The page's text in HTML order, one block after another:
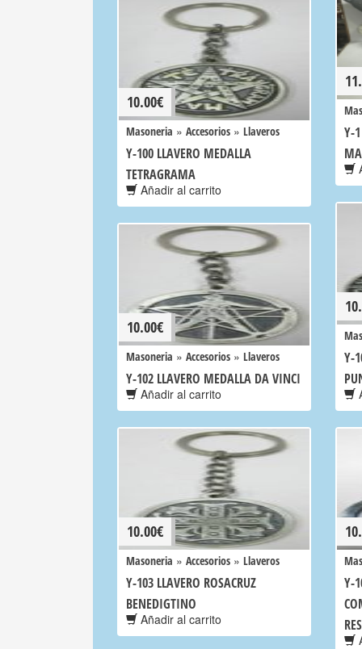
Y-
10.00€
Masoneria » Accesorios » Llaveros
Y-100 LLAVERO MEDALLA
TETRAGRAMA
Añadir al carrito
Y-
10.00€
Masoneria » Accesorios » Llaveros
Y-102 LLAVERO MEDALLA DA VINCI
Añadir al carrito
10.00€
Masoneria » Accesorios » Llaveros
Y-103 LLAVERO ROSACRUZ
BENEDIGTINO
Añadir al carrito
Y-